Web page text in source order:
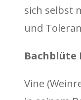
sich selbst
und
Bachblüte
Vine